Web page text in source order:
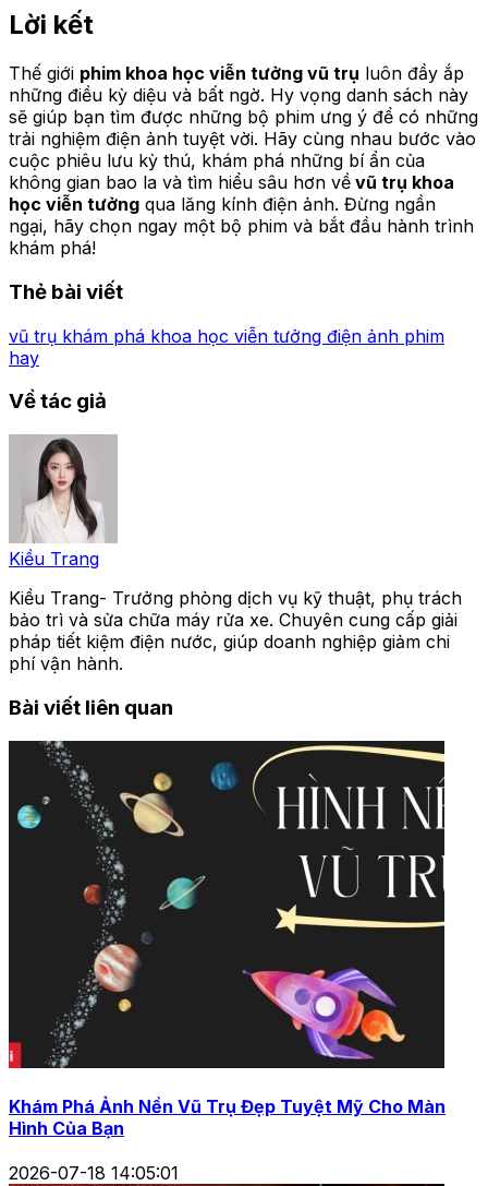
Lời kết
Thế giới phim khoa học viễn tưởng vũ trụ luôn đầy ắp
những điều kỳ diệu và bất ngờ. Hy vọng danh sách này
sẽ giúp bạn tìm được những bộ phim ưng ý để có những
trải nghiệm điện ảnh tuyệt vời. Hãy cùng nhau bước vào
cuộc phiêu lưu kỳ thú, khám phá những bí ẩn của
không gian bao la và tìm hiểu sâu hơn về vũ trụ khoa
học viễn tưởng qua lăng kính điện ảnh. Đừng ngần
ngại, hãy chọn ngay một bộ phim và bắt đầu hành trình
khám phá!
Thẻ bài viết
vũ trụ khám phá khoa học viễn tưởng điện ảnh phim
hay
Về tác giả
Kiều Trang
Kiều Trang- Trưởng phòng dịch vụ kỹ thuật, phụ trách
bảo trì và sửa chữa máy rửa xe. Chuyên cung cấp giải
pháp tiết kiệm điện nước, giúp doanh nghiệp giảm chi
phí vận hành.
Bài viết liên quan
Khám Phá Ảnh Nền Vũ Trụ Đẹp Tuyệt Mỹ Cho Màn
Hình Của Bạn
2026-07-18 14:05:01